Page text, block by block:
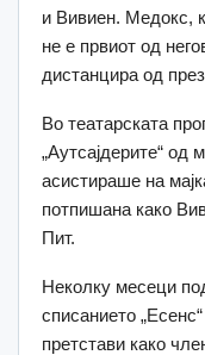
и Вивиен. Медокс,
не е првиот од
дистанцира од
Во театарската
„Аутсајдерите“ од
асистираше на
потпишана како
Пит.
Неколку месеци
списанието
претстави како